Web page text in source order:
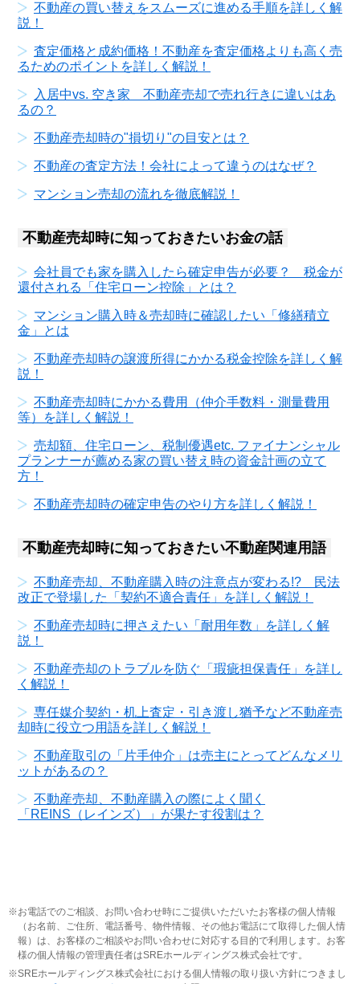
不動産の買い替えをスムーズに進める手順を詳しく解
説！
査定価格と成約価格！不動産を査定価格よりも高く売
るためのポイントを詳しく解説！
入居中vs. 空き家 不動産売却で売れ行きに違いはあ
るの？
不動産売却時の"損切り"の目安とは？
不動産の査定方法！会社によって違うのはなぜ？
マンション売却の流れを徹底解説！
不動産売却時に知っておきたいお金の話
会社員でも家を購入したら確定申告が必要？ 税金が
還付される「住宅ローン控除」とは？
マンション購入時＆売却時に確認したい「修繕積立
金」とは
不動産売却時の譲渡所得にかかる税金控除を詳しく解
説！
不動産売却時にかかる費用（仲介手数料・測量費用
等）を詳しく解説！
売却額、住宅ローン、税制優遇etc. ファイナンシャル
プランナーが薦める家の買い替え時の資金計画の立て
方！
不動産売却時の確定申告のやり方を詳しく解説！
不動産売却時に知っておきたい不動産関連用語
不動産売却、不動産購入時の注意点が変わる!? 民法
改正で登場した「契約不適合責任」を詳しく解説！
不動産売却時に押さえたい「耐用年数」を詳しく解
説！
不動産売却のトラブルを防ぐ「瑕疵担保責任」を詳し
く解説！
専任媒介契約・机上査定・引き渡し猶予など不動産売
却時に役立つ用語を詳しく解説！
不動産取引の「片手仲介」は売主にとってどんなメリ
ットがあるの？
不動産売却、不動産購入の際によく聞く
「REINS（レインズ）」が果たす役割は？
お電話でのご相談、お問い合わせ時にご提供いただいたお客様の個人情報
（お名前、ご住所、電話番号、物件情報、その他お電話にて取得した個人情
報）は、お客様のご相談やお問い合わせに対応する目的で利用します。お客
様の個人情報の管理責任者はSREホールディングス株式会社です。
SREホールディングス株式会社における個人情報の取り扱い方針につきまし